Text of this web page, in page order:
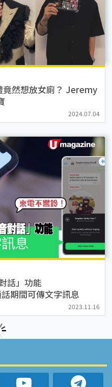
然想放女廁？ Jeremy
2024.07.04
話」功能
期間可傳文字訊息
2023.11.16